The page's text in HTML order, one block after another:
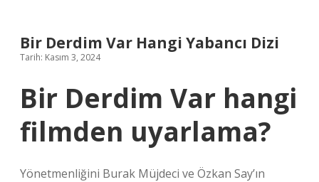
Bir Derdim Var Hangi Yabancı Dizi
Tarih: Kasım 3, 2024
Bir Derdim Var hangi
filmden uyarlama?
Yönetmenliğini Burak Müjdeci ve Özkan Say’ın